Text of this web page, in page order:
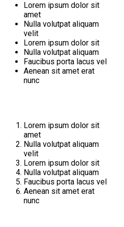
Lorem ipsum dolor sit
amet
Nulla volutpat aliquam
velit
Lorem ipsum dolor sit
Nulla volutpat aliquam
Faucibus porta lacus vel
Aenean sit amet erat
nunc
Lorem ipsum dolor sit
amet
Nulla volutpat aliquam
velit
Lorem ipsum dolor sit
Nulla volutpat aliquam
Faucibus porta lacus vel
Aenean sit amet erat
nunc